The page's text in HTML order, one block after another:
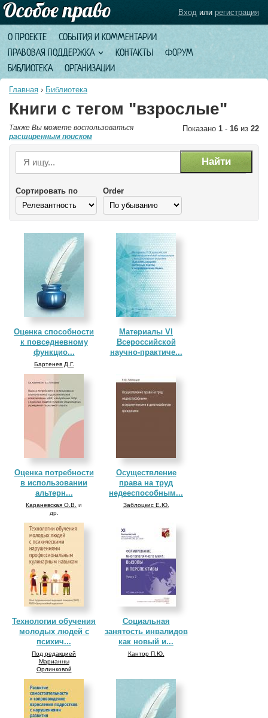
О ПРОЕКТЕ
СОБЫТИЯ И КОММЕНТАРИИ
ПРАВОВАЯ ПОДДЕРЖКА
КОНТАКТЫ
ФОРУМ
БИБЛИОТЕКА
ОРГАНИЗАЦИИ
Вход или регистрация
Главная › Библиотека
Книги с тегом "взрослые"
Показано 1 - 16 из 22
Также Вы можете воспользоваться
расширенным поиском
Сортировать по Order
Оценка способности
к повседневному
функцио...
Бартенев Д.Г.
Материалы VI
Всероссийской
научно-практиче...
Оценка потребности
в использовании
альтерн...
Караневская О.В.
и
др.
Осуществление
права на труд
недееспособным...
Заблоцкис Е.Ю.
Технологии обучения
молодых людей с
психич...
Под редакцией
Марианны
Орлинковой
Социальная
занятость инвалидов
как новый и...
Кантор П.Ю.